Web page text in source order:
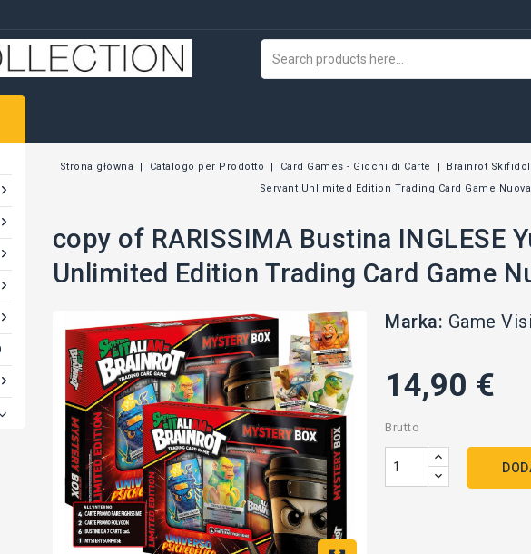
Strona główna Catalogo per Prodotto Card Games - Giochi di Carte Brainrot Skifidol
Servant Unlimited Edition Trading Card Game
copy of RARISSIMA Bustina INGLESE
Unlimited Edition Trading Card Game
Marka: Game
14,90 €
Brutto